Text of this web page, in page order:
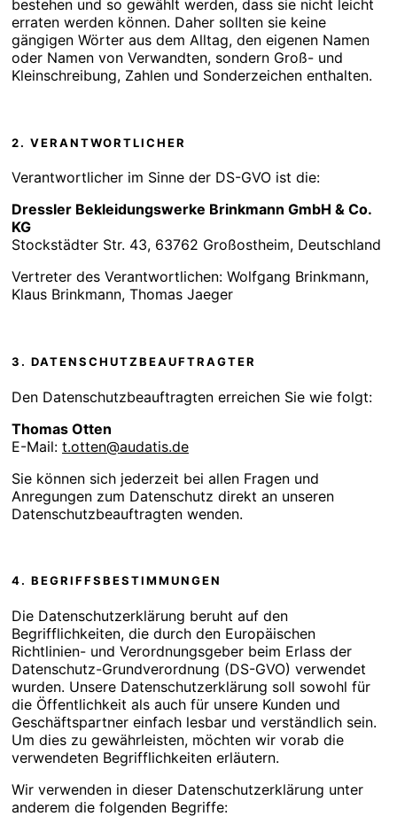
bestehen und so gewählt werden, dass sie nicht leicht
erraten werden können. Daher sollten sie keine
gängigen Wörter aus dem Alltag, den eigenen Namen
oder Namen von Verwandten, sondern Groß- und
Kleinschreibung, Zahlen und Sonderzeichen enthalten.
2. VERANTWORTLICHER
Verantwortlicher im Sinne der DS-GVO ist die:
Dressler Bekleidungswerke Brinkmann GmbH & Co.
KG
Stockstädter Str. 43, 63762 Großostheim, Deutschland
Vertreter des Verantwortlichen: Wolfgang Brinkmann,
Klaus Brinkmann, Thomas Jaeger
3. DATENSCHUTZBEAUFTRAGTER
Den Datenschutzbeauftragten erreichen Sie wie folgt:
Thomas Otten
E-Mail: t.otten@audatis.de
Sie können sich jederzeit bei allen Fragen und
Anregungen zum Datenschutz direkt an unseren
Datenschutzbeauftragten wenden.
4. BEGRIFFSBESTIMMUNGEN
Die Datenschutzerklärung beruht auf den
Begrifflichkeiten, die durch den Europäischen
Richtlinien- und Verordnungsgeber beim Erlass der
Datenschutz-Grundverordnung (DS-GVO) verwendet
wurden. Unsere Datenschutzerklärung soll sowohl für
die Öffentlichkeit als auch für unsere Kunden und
Geschäftspartner einfach lesbar und verständlich sein.
Um dies zu gewährleisten, möchten wir vorab die
verwendeten Begrifflichkeiten erläutern.
Wir verwenden in dieser Datenschutzerklärung unter
anderem die folgenden Begriffe: